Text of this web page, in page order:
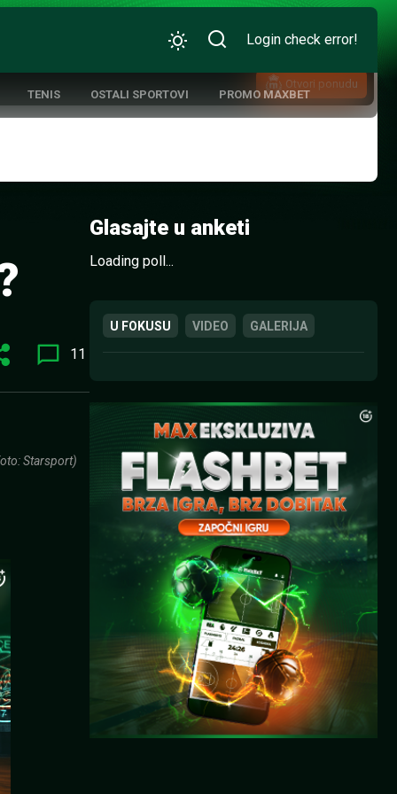
Login check error!
TENIS OSTALI SPORTOVI PROMO MAXBET
Otvori ponudu
11
Starsport)
Glasajte u anketi
Loading poll...
U FOKUSU VIDEO GALERIJA